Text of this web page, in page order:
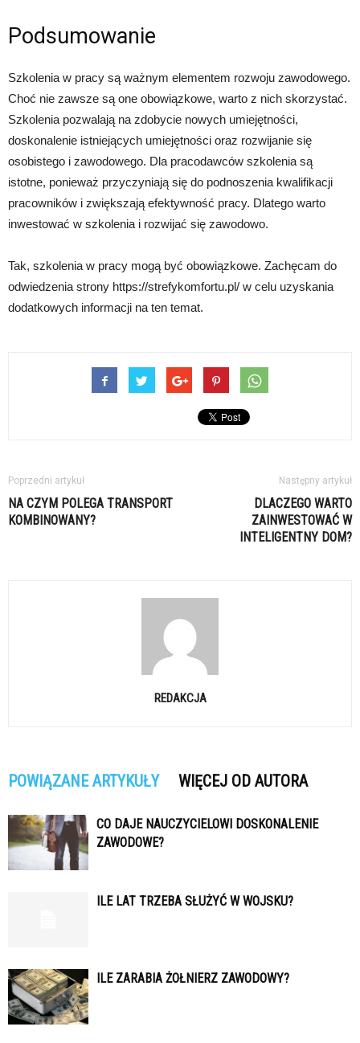
Podsumowanie
Szkolenia w pracy są ważnym elementem rozwoju zawodowego.
Choć nie zawsze są one obowiązkowe, warto z nich skorzystać.
Szkolenia pozwalają na zdobycie nowych umiejętności,
doskonalenie istniejących umiejętności oraz rozwijanie się
osobistego i zawodowego. Dla pracodawców szkolenia są
istotne, ponieważ przyczyniają się do podnoszenia kwalifikacji
pracowników i zwiększają efektywność pracy. Dlatego warto
inwestować w szkolenia i rozwijać się zawodowo.
Tak, szkolenia w pracy mogą być obowiązkowe. Zachęcam do
odwiedzenia strony https://strefykomfortu.pl/ w celu uzyskania
dodatkowych informacji na ten temat.
Poprzedni artykuł
NA CZYM POLEGA TRANSPORT
KOMBINOWANY?
Następny artykuł
DLACZEGO WARTO
ZAINWESTOWAĆ W
INTELIGENTNY DOM?
REDAKCJA
POWIĄZANE ARTYKUŁY WIĘCEJ OD AUTORA
CO DAJE NAUCZYCIELOWI DOSKONALENIE
ZAWODOWE?
ILE LAT TRZEBA SŁUŻYĆ W WOJSKU?
ILE ZARABIA ŻOŁNIERZ ZAWODOWY?